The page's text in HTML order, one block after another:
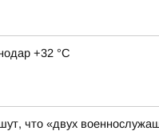
+32 °С
что «двух